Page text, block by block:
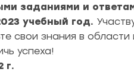
заданиями и
учебный год.
свои знания в
успеха!
г.